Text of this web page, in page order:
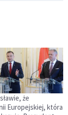
że
Europejskiej, która